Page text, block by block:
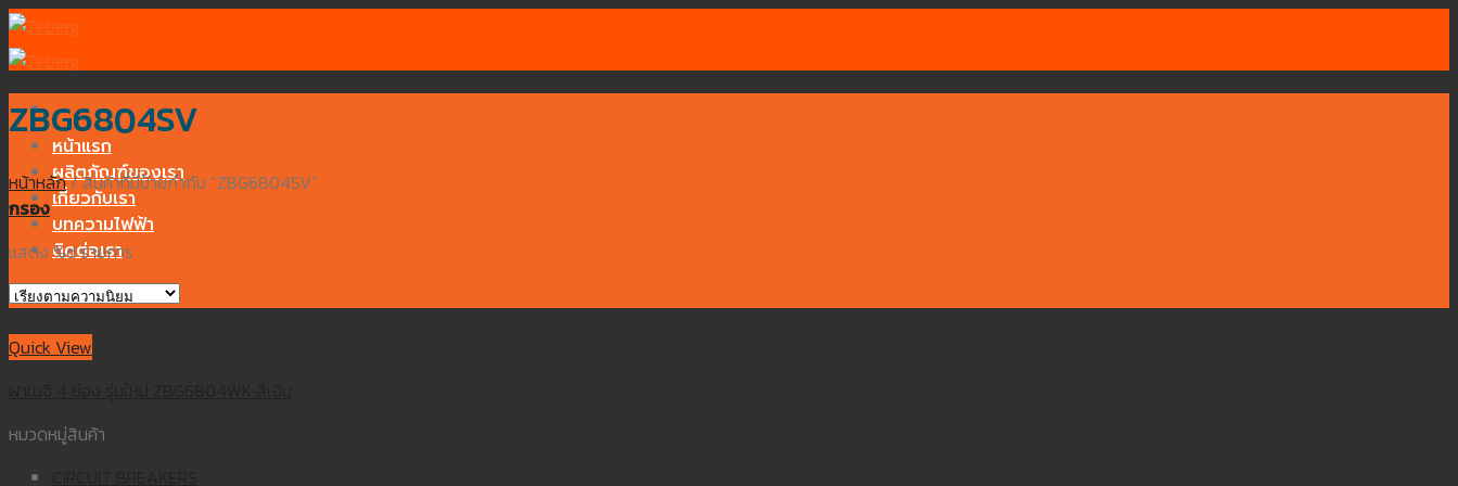
Skip
to
content
หน้าแรก
ผลิตภัณฑ์ของเรา
เกี่ยวกับเรา
บทความไฟฟ้า
ติดต่อเรา
ZBG6804SV
หน้าหลัก/สินค้าที่มีป้ายกำกับ “ZBG6804SV”
กรอง
แสดง %d รายการ
Quick View
หมวดหมู่สินค้า